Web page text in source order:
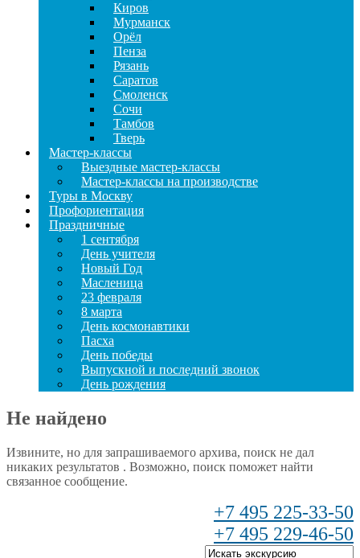
Киров
Мурманск
Орёл
Пенза
Рязань
Саратов
Смоленск
Сочи
Тамбов
Тверь
Мастер-классы
Выездные мастер-классы
Мастер-классы на производстве
Туры в Москву
Профориентация
Праздничные
1 сентября
День учителя
Новый Год
Масленица
23 февраля
8 марта
День космонавтики
Пасха
День победы
Выпускной и последний звонок
День рождения
Не найдено
Извините, но для запрашиваемого архива, поиск не дал
никаких результатов . Возможно, поиск поможет найти
связанное сообщение.
+7 495 225-33-50
+7 495 229-46-50